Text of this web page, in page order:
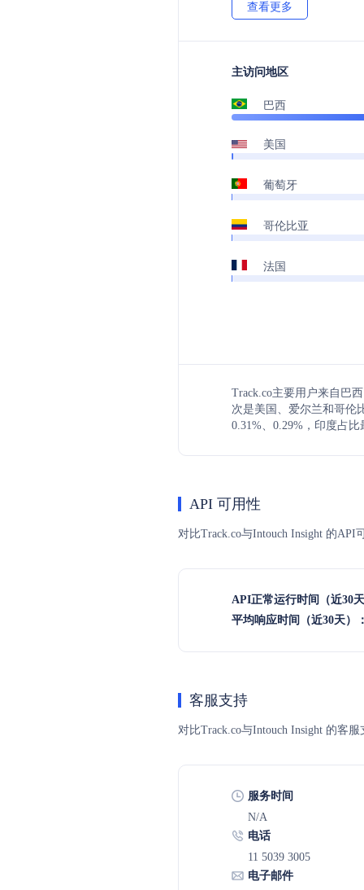
查看更多
主访问地区
巴西
美国
葡萄牙
哥伦比亚
法国
Track.co主要用户来自巴
次是美国、爱尔兰和哥伦
0.31%、0.29%，印度占比
API 可用性
对比Track.co与Intouch Insight 的
API正常运行时间（近30
平均响应时间（近30天）
客服支持
对比Track.co与Intouch Insight 的客
服务时间
N/A
电话
11 5039 3005
电子邮件